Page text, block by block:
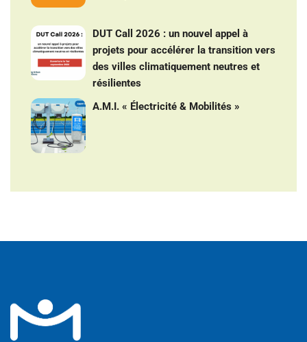
DUT Call 2026 : un nouvel appel à
projets pour accélérer la transition vers
des villes climatiquement neutres et
résilientes
A.M.I. « Électricité & Mobilités »